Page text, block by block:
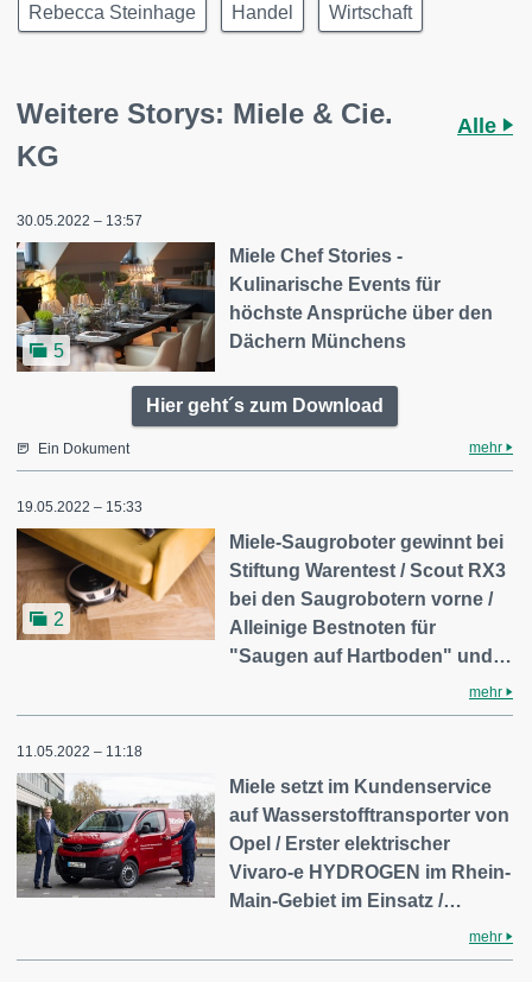
Rebecca Steinhage Handel Wirtschaft
Weitere Storys: Miele & Cie.
KG
Alle
30.05.2022 – 13:57
5
Miele Chef Stories -
Kulinarische Events für
höchste Ansprüche über den
Dächern Münchens
Hier geht´s zum Download
Ein Dokument mehr
19.05.2022 – 15:33
2
Miele-Saugroboter gewinnt bei
Stiftung Warentest / Scout RX3
bei den Saugrobotern vorne /
Alleinige Bestnoten für
"Saugen auf Hartboden" und…
mehr
11.05.2022 – 11:18
Miele setzt im Kundenservice
auf Wasserstofftransporter von
Opel / Erster elektrischer
Vivaro-e HYDROGEN im Rhein-
Main-Gebiet im Einsatz /…
mehr